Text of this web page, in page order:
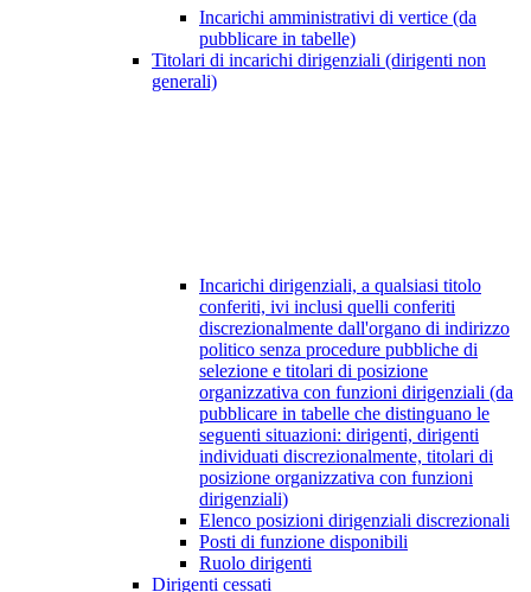
Incarichi amministrativi di vertice (da
pubblicare in tabelle)
Titolari di incarichi dirigenziali (dirigenti non
generali)
Incarichi dirigenziali, a qualsiasi titolo
conferiti, ivi inclusi quelli conferiti
discrezionalmente dall'organo di indirizzo
politico senza procedure pubbliche di
selezione e titolari di posizione
organizzativa con funzioni dirigenziali (da
pubblicare in tabelle che distinguano le
seguenti situazioni: dirigenti, dirigenti
individuati discrezionalmente, titolari di
posizione organizzativa con funzioni
dirigenziali)
Elenco posizioni dirigenziali discrezionali
Posti di funzione disponibili
Ruolo dirigenti
Dirigenti cessati